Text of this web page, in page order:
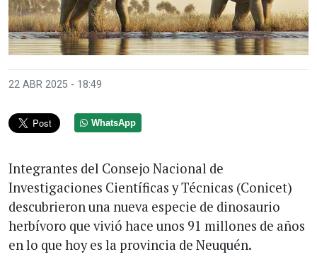
22 ABR 2025 - 18:49
WhatsApp
Integrantes del Consejo Nacional de
Investigaciones Científicas y Técnicas (Conicet)
descubrieron una nueva especie de dinosaurio
herbívoro que vivió hace unos 91 millones de años
en lo que hoy es la provincia de Neuquén.